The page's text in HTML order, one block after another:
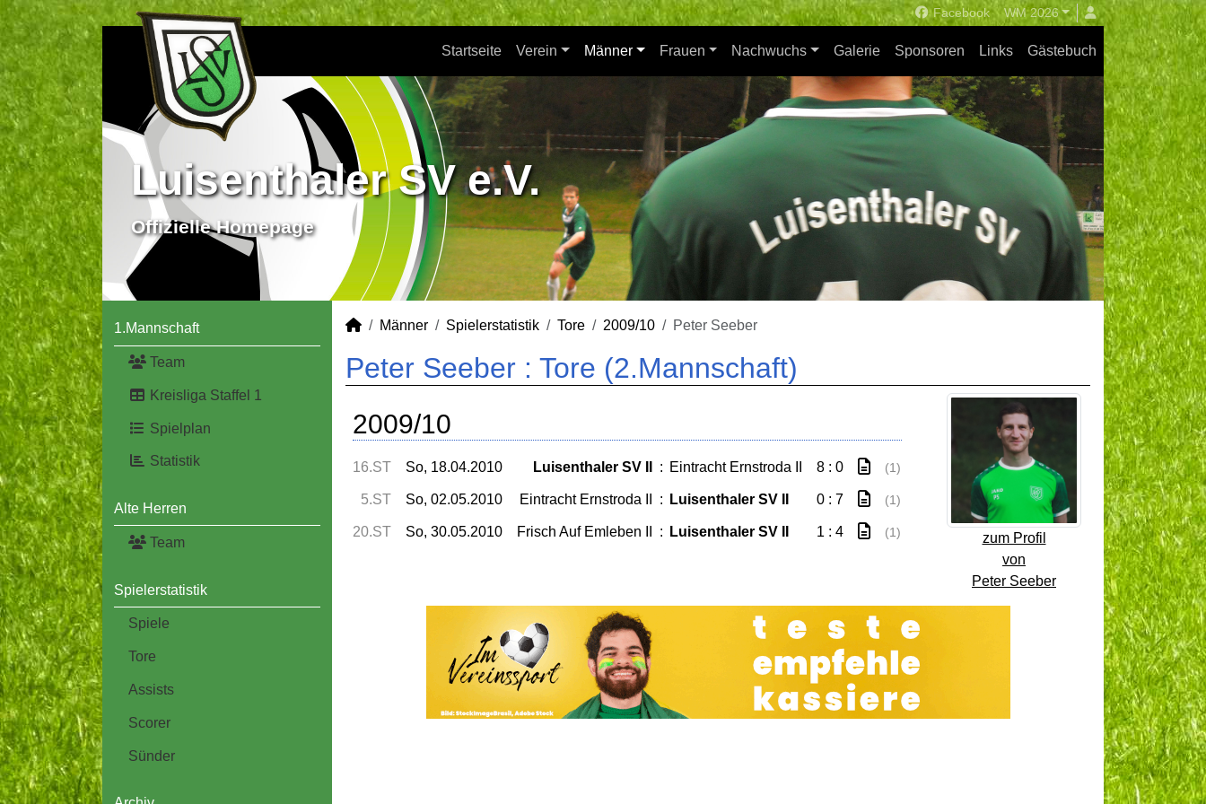
Facebook WM 2026
Startseite Verein Männer Frauen Nachwuchs Galerie Sponsoren Links Gästebuch
Luisenthaler SV e.V.
Offizielle Homepage
1.Mannschaft
Team
Kreisliga Staffel 1
Spielplan
Statistik
Alte Herren
Team
Spielerstatistik
Spiele
Tore
Assists
Scorer
Sünder
Männer Spielerstatistik Tore 2009/10 Peter Seeber
Peter Seeber : Tore (2.Mannschaft)
zum Profil
von
Peter Seeber
2009/10
16.ST So, 18.04.2010 Luisenthaler SV II : Eintracht Ernstroda II 8 : 0 (1)
5.ST So, 02.05.2010 Eintracht Ernstroda II : Luisenthaler SV II 0 : 7 (1)
20.ST So, 30.05.2010 Frisch Auf Emleben II : Luisenthaler SV II 1 : 4 (1)